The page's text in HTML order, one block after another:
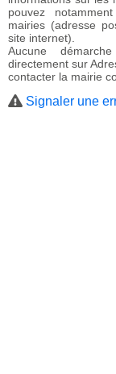
pouvez
mairies (adresse
site internet).
Aucune
directement sur
contacter la mairie
Signaler une